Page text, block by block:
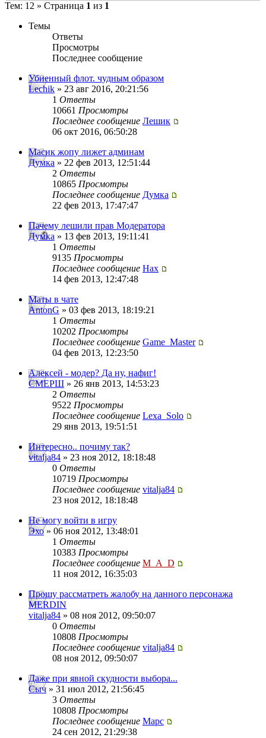
Тем: 12 » Страница 1 из 1
Темы
Ответы
Просмотры
Последнее сообщение
Убиенный флот. чудным образом
Lechik » 23 авг 2016, 20:21:56
1 Ответы
10661 Просмотры
Последнее сообщение Лешик
06 окт 2016, 06:50:28
Масик жопу лижет админам
Думка » 22 фев 2013, 12:51:44
2 Ответы
10865 Просмотры
Последнее сообщение Думка
22 фев 2013, 17:47:47
Пачему лешили прав Модератора
Думка » 13 фев 2013, 19:11:41
1 Ответы
9135 Просмотры
Последнее сообщение Нах
14 фев 2013, 12:47:48
Маты в чате
AntonG » 03 фев 2013, 18:19:21
1 Ответы
10202 Просмотры
Последнее сообщение Game_Master
04 фев 2013, 12:23:50
Алексей - модер? Да ну, нафиг!
СМЕРШ » 26 янв 2013, 14:53:23
2 Ответы
9522 Просмотры
Последнее сообщение Lexa_Solo
29 янв 2013, 19:51:51
Интересно.. почиму так?
vitalja84 » 23 ноя 2012, 18:18:48
0 Ответы
10719 Просмотры
Последнее сообщение vitalja84
23 ноя 2012, 18:18:48
Не могу войти в игру
Эхо» 06 ноя 2012, 13:48:01
1 Ответы
10383 Просмотры
Последнее сообщение M_A_D
11 ноя 2012, 16:35:03
Прошу рассматреть жалобу на данного персонажа
MERDIN
vitalja84 » 08 ноя 2012, 09:50:07
0 Ответы
10808 Просмотры
Последнее сообщение vitalja84
08 ноя 2012, 09:50:07
Даже при явной скудности выбора...
Сыч » 31 июл 2012, 21:56:45
3 Ответы
10808 Просмотры
Последнее сообщение Mapc
24 сен 2012, 21:29:38